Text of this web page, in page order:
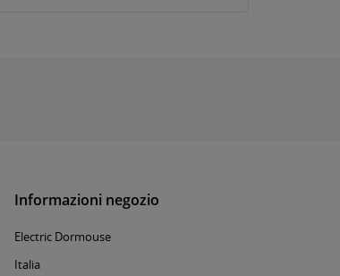
Informazioni negozio
Electric Dormouse
Italia